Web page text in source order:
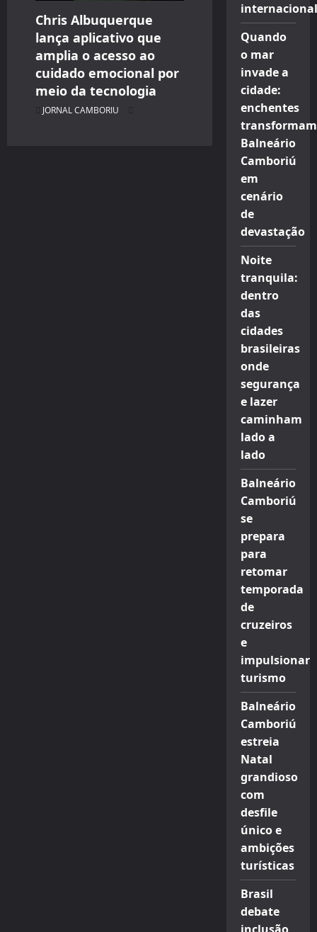
Chris Albuquerque
lança aplicativo que
amplia o acesso ao
cuidado emocional por
meio da tecnologia
JORNAL CAMBORIU
internacional
Quando
o mar
invade a
cidade:
enchentes
transformam
Balneário
Camboriú
em
cenário
de
devastação
Noite
tranquila:
dentro
das
cidades
brasileiras
onde
segurança
e lazer
caminham
lado a
lado
Balneário
Camboriú
se
prepara
para
retomar
temporada
de
cruzeiros
e
impulsionar
turismo
Balneário
Camboriú
estreia
Natal
grandioso
com
desfile
único e
ambições
turísticas
Brasil
debate